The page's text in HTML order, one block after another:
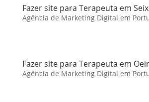
Fazer site para Terapeuta em
Agência de Marketing Digital em
Fazer site para Terapeuta em
Agência de Marketing Digital em